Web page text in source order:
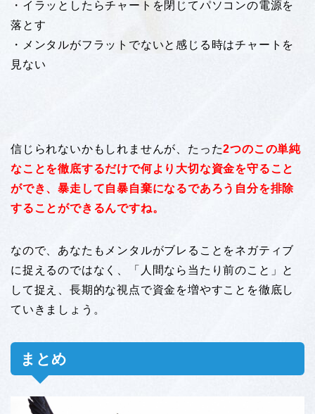
・イラッとしたらチャートを閉じてパソコンの電源を
落とす
・メンタルがフラットでないと感じる時はチャートを
見ない
信じられないかもしれませんが、たった2つのこの単純
なことを徹底するだけで何より大切な資金を守ること
ができ、暴走して自暴自棄になるであろう自分を排除
することができるんですね。
なので、あなたもメンタルがブレることをネガティブ
に捉えるのではなく、「人間なら当たり前のこと」と
して捉え、長期的な視点で資金を増やすことを徹底し
ていきましょう。
まとめ